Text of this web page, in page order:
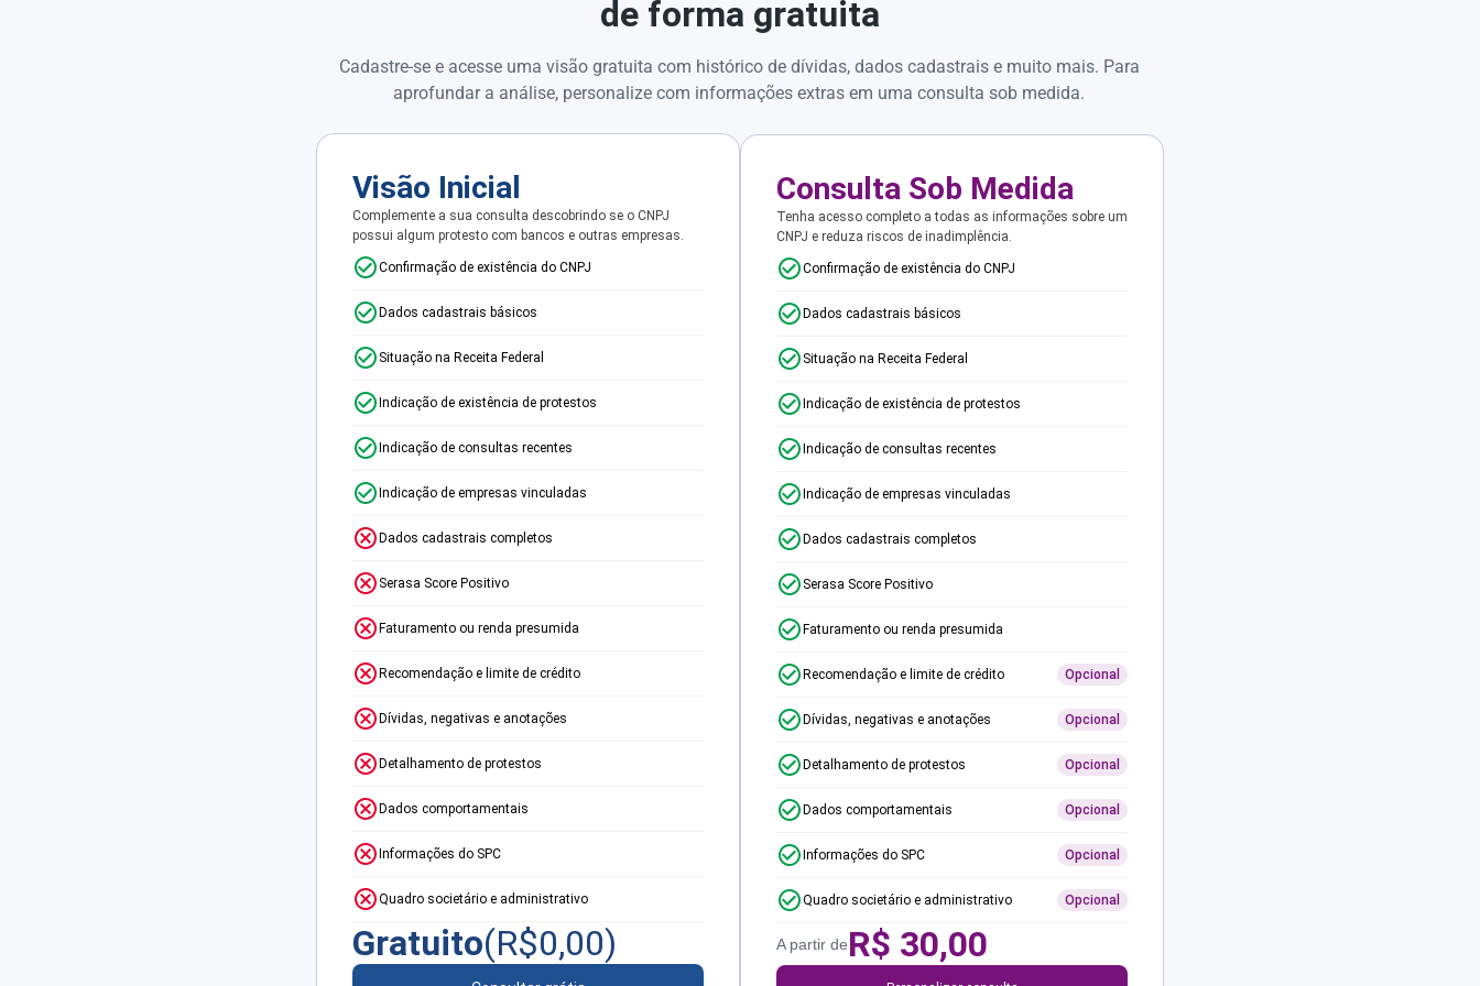
de forma gratuita
Cadastre-se e acesse uma visão gratuita com histórico de dívidas, dados cadastrais e muito mais. Para
aprofundar a análise, personalize com informações extras em uma consulta sob medida.
Visão Inicial
Complemente a sua consulta descobrindo se o CNPJ
possui algum protesto com bancos e outras empresas.
Confirmação de existência do CNPJ
Dados cadastrais básicos
Situação na Receita Federal
Indicação de existência de protestos
Indicação de consultas recentes
Indicação de empresas vinculadas
Dados cadastrais completos
Serasa Score Positivo
Faturamento ou renda presumida
Recomendação e limite de crédito
Dívidas, negativas e anotações
Detalhamento de protestos
Dados comportamentais
Informações do SPC
Quadro societário e administrativo
Gratuito(R$0,00)
Consulta Sob Medida
Tenha acesso completo a todas as informações sobre um
CNPJ e reduza riscos de inadimplência.
Confirmação de existência do CNPJ
Dados cadastrais básicos
Situação na Receita Federal
Indicação de existência de protestos
Indicação de consultas recentes
Indicação de empresas vinculadas
Dados cadastrais completos
Serasa Score Positivo
Faturamento ou renda presumida
Recomendação e limite de crédito Opcional
Dívidas, negativas e anotações Opcional
Detalhamento de protestos Opcional
Dados comportamentais Opcional
Informações do SPC Opcional
Quadro societário e administrativo Opcional
A partir deR$ 30,00